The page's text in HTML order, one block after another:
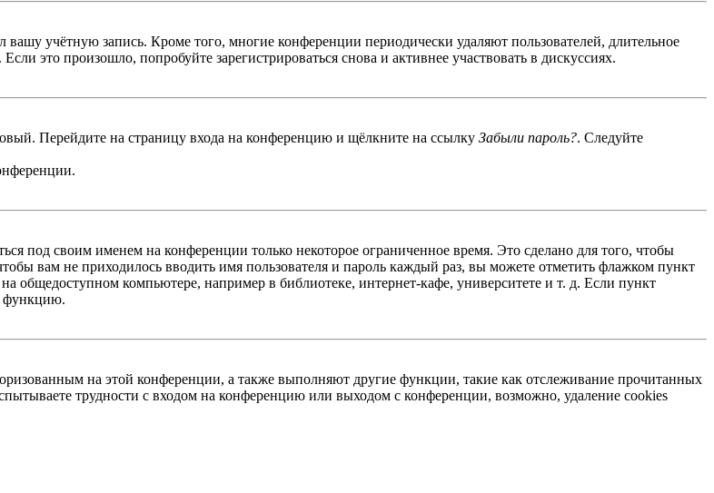
учётную запись. Кроме того, многие конференции периодически удаляют пользователей, длительное
это произошло, попробуйте зарегистрироваться снова и активнее участвовать в дискуссиях.
Перейдите на страницу входа на конференцию и щёлкните на ссылку Забыли пароль?. Следуйте
под своим именем на конференции только некоторое ограниченное время. Это сделано для того, чтобы
вам не приходилось вводить имя пользователя и пароль каждый раз, вы можете отметить флажком пункт
общедоступном компьютере, например в библиотеке, интернет-кафе, университете и т. д. Если пункт
функцию.
на этой конференции, а также выполняют другие функции, такие как отслеживание прочитанных
трудности с входом на конференцию или выходом с конференции, возможно, удаление cookies